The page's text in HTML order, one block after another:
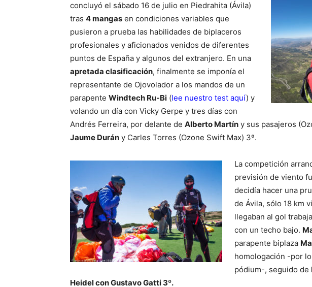
concluyó el sábado 16 de julio en Piedrahita (Ávila)
tras 4 mangas en condiciones variables que
pusieron a prueba las habilidades de biplaceros
profesionales y aficionados venidos de diferentes
puntos de España y algunos del extranjero. En una
apretada clasificación, finalmente se imponía el
representante de Ojovolador a los mandos de un
parapente Windtech Ru-Bi (lee nuestro test aquí) y
volando un día con Vicky Gerpe y tres días con
Andrés Ferreira, por delante de Alberto Martín y sus pasajeros
Jaume Durán y Carles Torres (Ozone Swift Max) 3º.
La competición
previsión de viento
decidía hacer una
de Ávila, sólo 18 km
llegaban al gol
con un techo bajo.
parapente biplaza
homologación -por
pódium-, seguido de
Heidel con Gustavo Gatti 3º.